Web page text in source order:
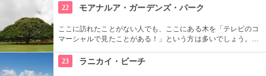
どころから聞こえる鳥の声。ハワイ固有の生物もたくさんいる
ので、ガイドツアーを申し込んでいろいろ教わるのもアリ。
22 モアナルア・ガーデンズ・パーク
ここに訪れたことがない人でも、ここにある木を「テレビのコ
マーシャルで見たことがある！」という方は多いでしょう。日
樹』がここにあります。実物を見ると、感動しますよ！
23 ラニカイ・ビーチ